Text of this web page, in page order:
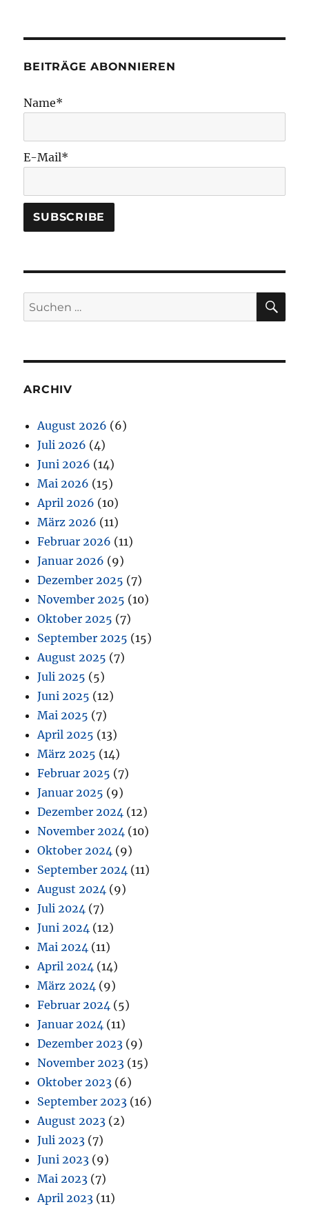
BEITRÄGE ABONNIEREN
Name*
E-Mail*
Suchen
nach:
ARCHIV
August 2026 (6)
Juli 2026 (4)
Juni 2026 (14)
Mai 2026 (15)
April 2026 (10)
März 2026 (11)
Februar 2026 (11)
Januar 2026 (9)
Dezember 2025 (7)
November 2025 (10)
Oktober 2025 (7)
September 2025 (15)
August 2025 (7)
Juli 2025 (5)
Juni 2025 (12)
Mai 2025 (7)
April 2025 (13)
März 2025 (14)
Februar 2025 (7)
Januar 2025 (9)
Dezember 2024 (12)
November 2024 (10)
Oktober 2024 (9)
September 2024 (11)
August 2024 (9)
Juli 2024 (7)
Juni 2024 (12)
Mai 2024 (11)
April 2024 (14)
März 2024 (9)
Februar 2024 (5)
Januar 2024 (11)
Dezember 2023 (9)
November 2023 (15)
Oktober 2023 (6)
September 2023 (16)
August 2023 (2)
Juli 2023 (7)
Juni 2023 (9)
Mai 2023 (7)
April 2023 (11)